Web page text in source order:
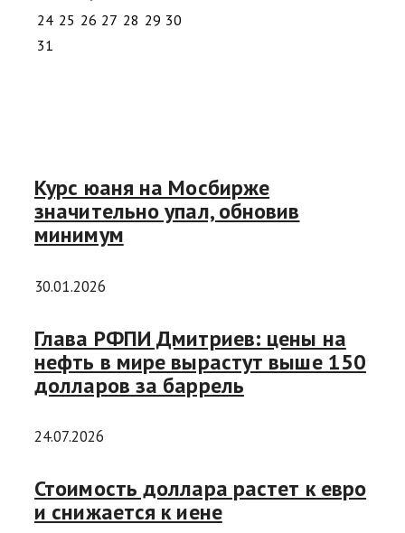
24 25 26 27 28 29 30
31
Курс юаня на Мосбирже
значительно упал, обновив
минимум
30.01.2026
Глава РФПИ Дмитриев: цены на
нефть в мире вырастут выше 150
долларов за баррель
24.07.2026
Стоимость доллара растет к евро
и снижается к иене